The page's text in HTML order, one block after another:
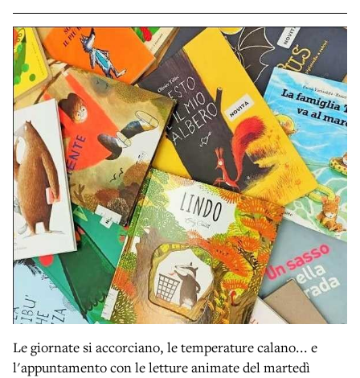
Le giornate si accorciano, le temperature calano... e
l'appuntamento con le letture animate del martedì